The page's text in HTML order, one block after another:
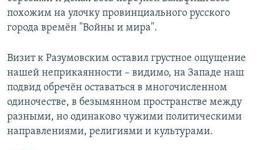
похожим на улочку провинциального русского
города времён "Войны и мира".
Визит к Разумовским оставил грустное ощущение
нашей неприкаянности – видимо, на Западе наш
подвид обречён оставаться в многочисленном
одиночестве, в безымянном пространстве между
разными, но одинаково чужими политическими
направлениями, религиями и культурами.